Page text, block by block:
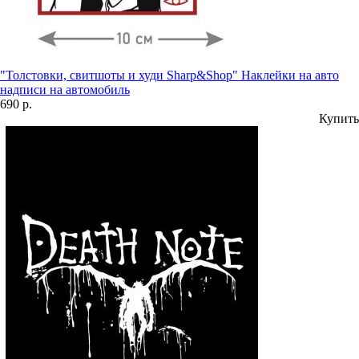
"Толстовки, свитшоты и худи Sharp&Shop" Наклейки на авто
надписи на автомобиль
690 р.
Купить